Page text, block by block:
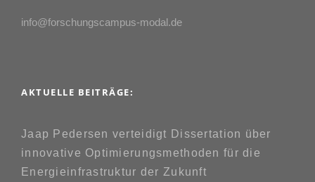
info@forschungscampus-modal.de
AKTUELLE BEITRÄGE:
Jaap Pedersen verteidigt Dissertation über
innovative Optimierungsmethoden für die
Energieinfrastruktur der Zukunft